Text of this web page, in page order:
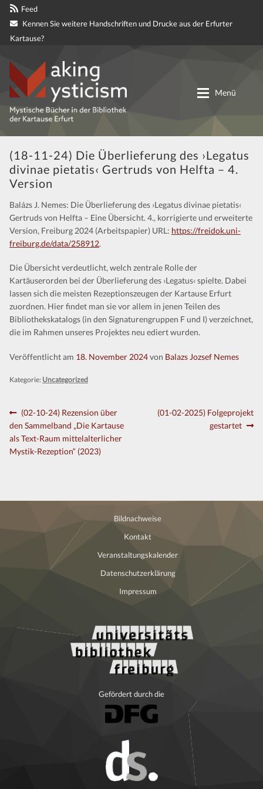
Feed
Kennen Sie weitere Handschriften und Drucke aus der Erfurter
Kartause?
Zur
Navigation
springen
Zum
Inhalt
springen
Menü
Partnerprojekte
(18-11-24) Die Überlieferung des ›Legatus
divinae pietatis‹ Gertruds von Helfta – 4.
Version
Balázs J. Nemes: Die Überlieferung des ›Legatus divinae pietatis‹
Gertruds von Helfta – Eine Übersicht. 4., korrigierte und erweiterte
Version, Freiburg 2024 (Arbeitspapier) URL: https://freidok.uni-
freiburg.de/data/258912.
Die Übersicht verdeutlicht, welch zentrale Rolle der
Kartäuserorden bei der Überlieferung des ›Legatus‹ spielte. Dabei
lassen sich die meisten Rezeptionszeugen der Kartause Erfurt
zuordnen. Hier findet man sie vor allem in jenen Teilen des
Bibliothekskatalogs (in den Signaturengruppen F und I) verzeichnet,
die im Rahmen unseres Projektes neu ediert wurden.
Veröffentlicht am 18. November 2024von Balazs Jozsef Nemes
Kategorie: Uncategorized
Beitragsnavigation
Vorheriger
Beitrag:
(02-10-24) Rezension über
den Sammelband „Die Kartause
als Text-Raum mittelalterlicher
Mystik-Rezeption“ (2023)
Nächster
(01-02-2025) Folgeprojekt
gestartet
Bildnachweise
Kontakt
Veranstaltungskalender
Datenschutzerklärung
Impressum
Gefördert durch die